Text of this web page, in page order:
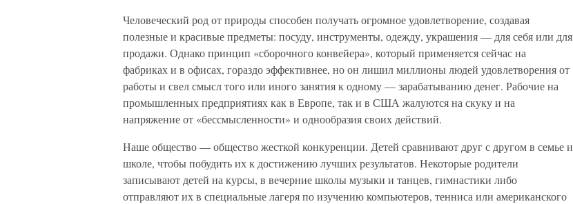
Человеческий род от природы способен получать огромное удовлетворение, создавая
полезные и красивые предметы: посуду, инструменты, одежду, украшения — для себя или для
продажи. Однако принцип «сборочного конвейера», который применяется сейчас на
фабриках и в офисах, гораздо эффективнее, но он лишил миллионы людей удовлетворения от
работы и свел смысл того или иного занятия к одному — зарабатыванию денег. Рабочие на
промышленных предприятиях как в Европе, так и в США жалуются на скуку и на
напряжение от «бессмысленности» и однообразия своих действий.
Наше общество — общество жесткой конкуренции. Детей сравнивают друг с другом в семье и
школе, чтобы побудить их к достижению лучших результатов. Некоторые родители
записывают детей на курсы, в вечерние школы музыки и танцев, гимнастики либо
отправляют их в специальные лагеря по изучению компьютеров, тенниса или американского